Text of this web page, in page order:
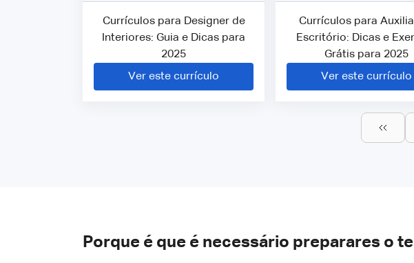
Currículos para Designer de
Interiores: Guia e Dicas para
2025
Ver este currículo
Currículos para
Escritório: Dicas e
Grátis para 2025
Ver este currículo
Porque é que é necessário preparares o